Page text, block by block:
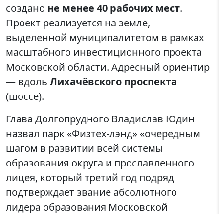
создано не менее 40 рабочих мест.
Проект реализуется на земле,
выделенной муниципалитетом в рамках
масштабного инвестиционного проекта
Московской области. Адресный ориентир
— вдоль Лихачёвского проспекта
(шоссе).
Глава Долгопрудного Владислав Юдин
назвал парк «Физтех-лэнд» «очередным
шагом в развитии всей системы
образования округа и прославленного
лицея, который третий год подряд
подтверждает звание абсолютного
лидера образования Московской